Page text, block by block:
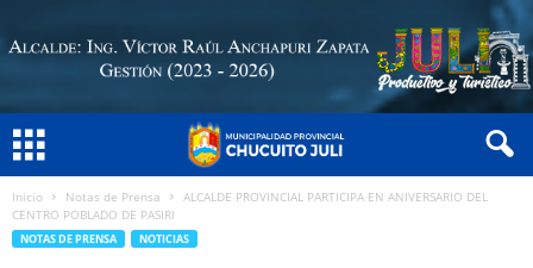
Inicio Notas de Prensa
ALCALDE PROVINCIAL PARTICIPA EN ANIVERSARIO DEL
CENTRO POBLADO DE PASIRI
NOTAS DE PRENSA NOTICIAS